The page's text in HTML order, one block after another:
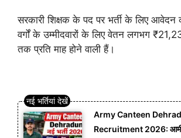
सरकारी शिक्षक के पद पर भर्ती के लिए आवेदन
वर्गों के उम्मीदवारों के लिए वेतन लगभग
तक प्रति माह होने वाली हैं।
Army Canteen
Recruitment 2026: आर्मी